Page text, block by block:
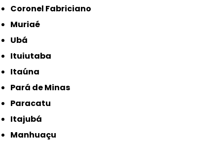
Coronel Fabriciano
Muriaé
Ubá
Ituiutaba
Itaúna
Pará de Minas
Paracatu
Itajubá
Manhuaçu